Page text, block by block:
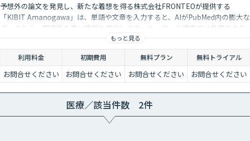
予想外の論文を発見し、新たな着想を得る株式会社FRONTEOが提供する
「KIBIT Amanogawa」は、単語や文章を入力すると、AIがPubMed内の膨大な
データから、関連性の高い情報を検出します。キーワード検索では発見できな
い情報が見つかり、創薬研究における客観的・網羅的な分析を実現します。
もっと見る
利用料金 初期費用 無料プラン 無料トライアル
お問合せください お問合せください お問合せください お問合せください
医療／該当件数 2件